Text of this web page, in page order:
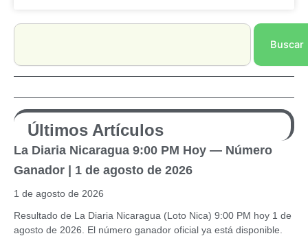
Search
Buscar
Últimos Artículos
La Diaria Nicaragua 9:00 PM Hoy — Número
Ganador | 1 de agosto de 2026
1 de agosto de 2026
Resultado de La Diaria Nicaragua (Loto Nica) 9:00 PM hoy 1 de
agosto de 2026. El número ganador oficial ya está disponible.